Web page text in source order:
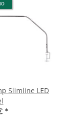
Slimline LED
*